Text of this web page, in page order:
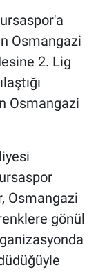
Osmangazi
2. Lig
Osmangazi
Osmangazi
gönül